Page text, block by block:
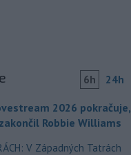
6h 24h
2026 pokračuje,
Robbie Williams
V Západných Tatrách